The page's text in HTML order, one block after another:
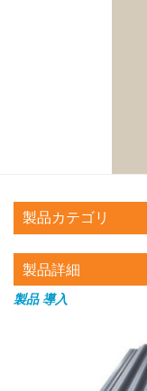
製品カテゴリ
製品詳細
製品導入